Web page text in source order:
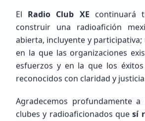
El Radio Club XE continuará
construir una radioafición
abierta, incluyente y
en la que las organizaciones
esfuerzos y en la que los éxitos
reconocidos con claridad y
Agradecemos profundamente a
clubes y radioaficionados quesí